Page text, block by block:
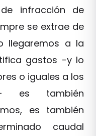
infracción de
se extrae de
llegaremos a la
gastos -y lo
o iguales a los
es también
es también
caudal